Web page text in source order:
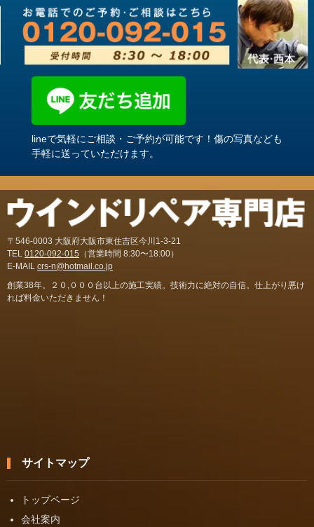
lineで気軽にご相談・ご予約が可能です！傷の写真なども
手軽に送っていただけます。
〒546-0003 大阪府大阪市東住吉区今川1-3-21
TEL 0120-092-015 （営業時間 8:30〜18:00）
E-MAIL crs-n@hotmail.co.jp
創業38年。２０,０００台以上の施工実績。技術力に絶対の自信。仕上がり悪け
れば料金いただきません！
サイトマップ
トップページ
会社案内